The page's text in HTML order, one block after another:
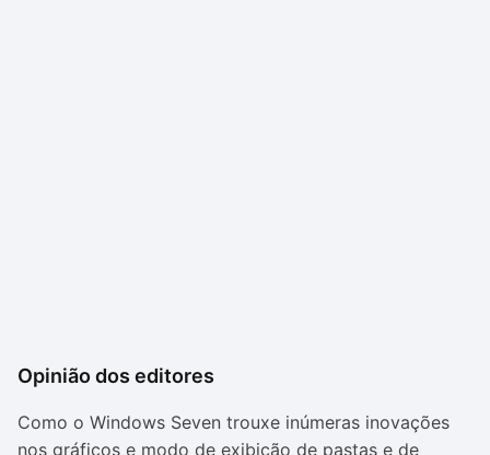
Opinião dos editores
Como o Windows Seven trouxe inúmeras inovações
nos gráficos e modo de exibição de pastas e de